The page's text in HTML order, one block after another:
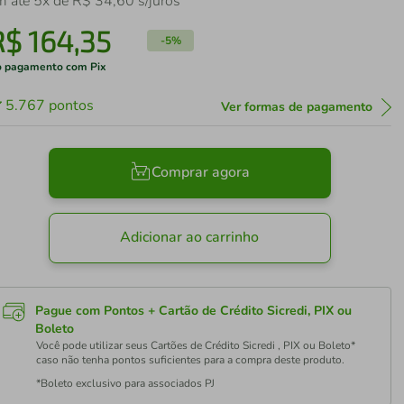
164,35 -5%
pagamento com Pix
5.767 pontos Ver formas de pagamento
Comprar agora
Adicionar ao carrinho
Pague com Pontos + Cartão de Crédito Sicredi, PIX ou
Boleto
Você pode utilizar seus Cartões de Crédito Sicredi , PIX ou Boleto*
caso não tenha pontos suficientes para a compra deste produto.
*Boleto exclusivo para associados PJ